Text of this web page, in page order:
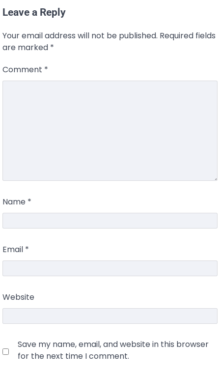
Leave a Reply
Your email address will not be published. Required fields
are marked *
Comment *
Name *
Email *
Website
Save my name, email, and website in this browser
for the next time I comment.